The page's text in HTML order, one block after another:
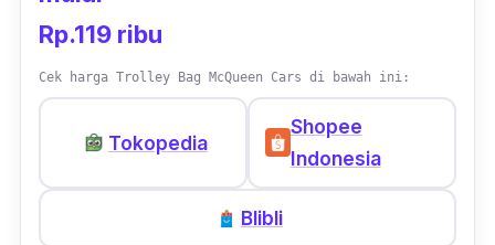
Rp.119 ribu
Cek harga Trolley Bag McQueen Cars di bawah ini:
Tokopedia
Shopee
Indonesia
Blibli